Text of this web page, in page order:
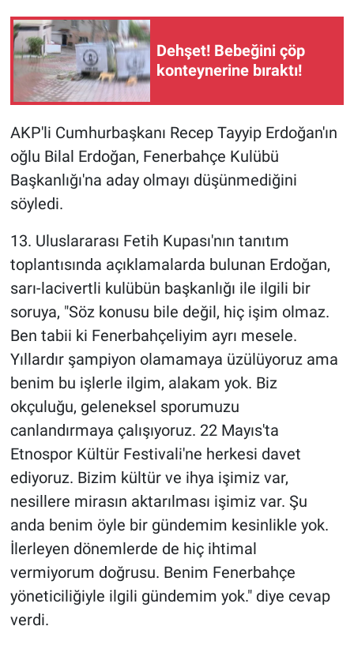
Dehşet! Bebeğini çöp
konteynerine bıraktı!
AKP'li Cumhurbaşkanı Recep Tayyip Erdoğan'ın
oğlu Bilal Erdoğan, Fenerbahçe Kulübü
Başkanlığı'na aday olmayı düşünmediğini
söyledi.
13. Uluslararası Fetih Kupası'nın tanıtım
toplantısında açıklamalarda bulunan Erdoğan,
sarı-lacivertli kulübün başkanlığı ile ilgili bir
soruya, "Söz konusu bile değil, hiç işim olmaz.
Ben tabii ki Fenerbahçeliyim ayrı mesele.
Yıllardır şampiyon olamamaya üzülüyoruz ama
benim bu işlerle ilgim, alakam yok. Biz
okçuluğu, geleneksel sporumuzu
canlandırmaya çalışıyoruz. 22 Mayıs'ta
Etnospor Kültür Festivali'ne herkesi davet
ediyoruz. Bizim kültür ve ihya işimiz var,
nesillere mirasın aktarılması işimiz var. Şu
anda benim öyle bir gündemim kesinlikle yok.
İlerleyen dönemlerde de hiç ihtimal
vermiyorum doğrusu. Benim Fenerbahçe
yöneticiliğiyle ilgili gündemim yok." diye cevap
verdi.
Gündem Özel
Günün görüntüsü
İlan
Kimdir
Koronavirüs
Kültür Sanat
Ne demişti
Nedir
Popüler
Programlar
Sağlık
Spor
Teknoloji
Türkiye'nin Geleceği